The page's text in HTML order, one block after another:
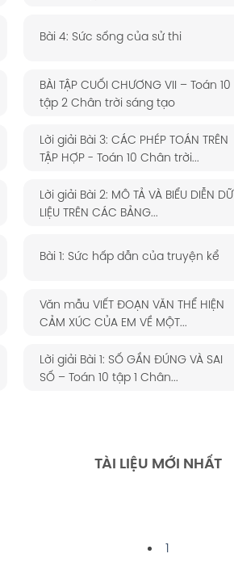
Bài 4: Sức sống của sử thi
BÀI TẬP CUỐI CHƯƠNG VII – Toán 10
tập 2 Chân trời sáng tạo
Lời giải Bài 3: CÁC PHÉP TOÁN TRÊN
TẬP HỢP - Toán 10 Chân trời...
Lời giải Bài 2: MÔ TẢ VÀ BIỂU DIỄN DỮ
LIỆU TRÊN CÁC BẢNG...
Bài 1: Sức hấp dẫn của truyện kể
Văn mẫu VIẾT ĐOẠN VĂN THỂ HIỆN
CẢM XÚC CỦA EM VỀ MỘT...
Lời giải Bài 1: SỐ GẦN ĐÚNG VÀ SAI
SỐ – Toán 10 tập 1 Chân...
TÀI LIỆU MỚI NHẤT
1